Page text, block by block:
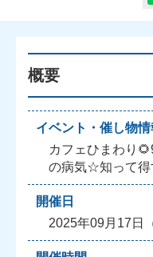
概要
イベント・催し物情
カフェひまわり
の病気☆知って得
開催日
2025年09月17日